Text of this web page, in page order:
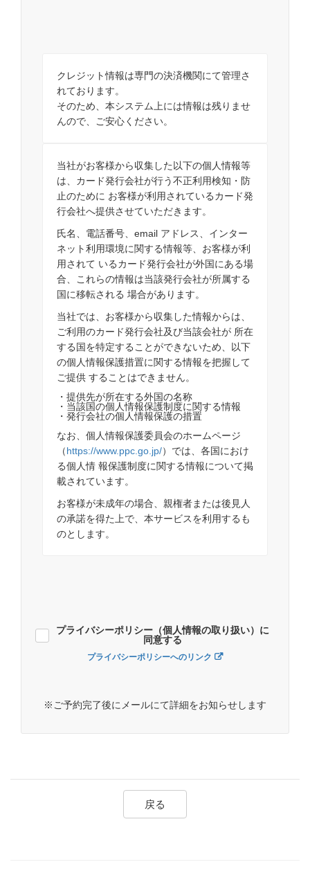
クレジット情報は専門の決済機関にて管理さ
れております。
そのため、本システム上には情報は残りませ
んので、ご安心ください。
当社がお客様から収集した以下の個人情報等
は、カード発行会社が行う不正利用検知・防
止のために お客様が利用されているカード発
行会社へ提供させていただきます。
氏名、電話番号、email アドレス、インター
ネット利用環境に関する情報等、お客様が利
用されて いるカード発行会社が外国にある場
合、これらの情報は当該発行会社が所属する
国に移転される 場合があります。
当社では、お客様から収集した情報からは、
ご利用のカード発行会社及び当該会社が 所在
する国を特定することができないため、以下
の個人情報保護措置に関する情報を把握して
ご提供 することはできません。
・提供先が所在する外国の名称
・当該国の個人情報保護制度に関する情報
・発行会社の個人情報保護の措置
なお、個人情報保護委員会のホームページ
（https://www.ppc.go.jp/）では、各国におけ
る個人情 報保護制度に関する情報について掲
載されています。
お客様が未成年の場合、親権者または後見人
の承諾を得た上で、本サービスを利用するも
のとします。
プライバシーポリシー（個人情報の取り扱い）に
同意する
プライバシーポリシーへのリンク
※ご予約完了後にメールにて詳細をお知らせします
戻る